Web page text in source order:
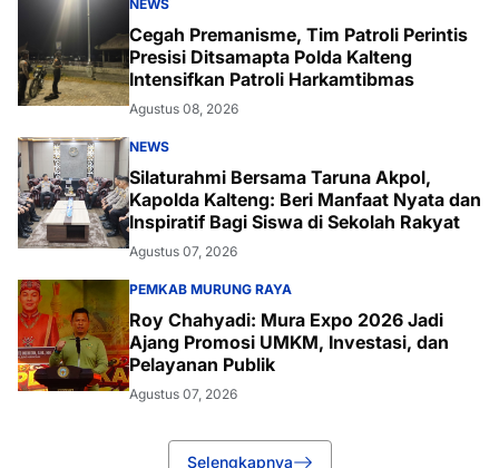
NEWS
Cegah Premanisme, Tim Patroli Perintis
Presisi Ditsamapta Polda Kalteng
Intensifkan Patroli Harkamtibmas
Agustus 08, 2026
NEWS
Silaturahmi Bersama Taruna Akpol,
Kapolda Kalteng: Beri Manfaat Nyata dan
Inspiratif Bagi Siswa di Sekolah Rakyat
Agustus 07, 2026
PEMKAB MURUNG RAYA
Roy Chahyadi: Mura Expo 2026 Jadi
Ajang Promosi UMKM, Investasi, dan
Pelayanan Publik
Agustus 07, 2026
Selengkapnya